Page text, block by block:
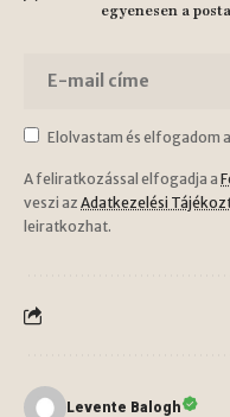
egyenesen a
Elolvastam és elfogadom
A feliratkozással elfogadja a
veszi az Adatkezelési
leiratkozhat.
Levente Balogh